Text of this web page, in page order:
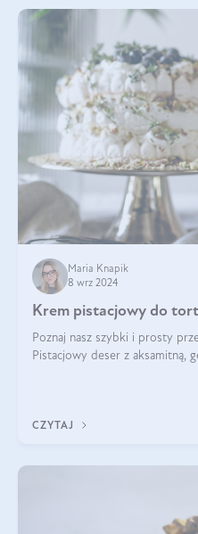
Maria Knapik
8 wrz 2024
Krem pistacjowy do
Poznaj nasz szybki i prosty
Pistacjowy deser z aksamitną,
CZYTAJ